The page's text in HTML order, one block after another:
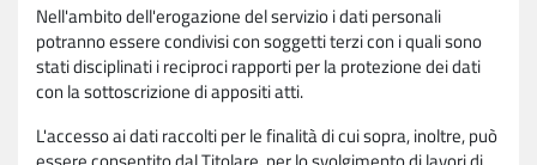
Nell'ambito dell'erogazione del servizio i dati personali
potranno essere condivisi con soggetti terzi con i quali sono
stati disciplinati i reciproci rapporti per la protezione dei dati
con la sottoscrizione di appositi atti.
L'accesso ai dati raccolti per le finalità di cui sopra, inoltre, può